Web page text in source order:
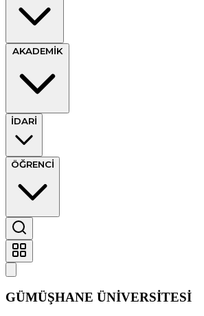
AKADEMİK
İDARİ
ÖĞRENCİ
GÜMÜŞHANE ÜNİVERSİTESİ